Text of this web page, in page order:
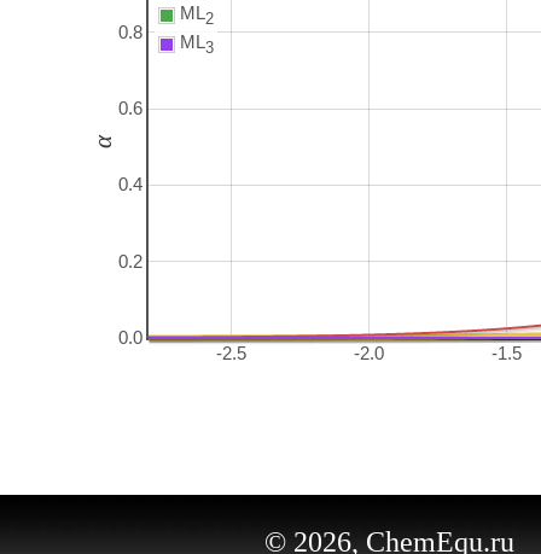
-2.5 -2.0 -1.5
0.0
0.2
0.4
0.6
0.8
ML2
ML3
α
© 2026, ChemEqu.ru